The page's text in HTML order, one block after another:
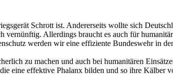
Schrott ist. Andererseits wollte sich
Allerdings braucht es auch für
werden wir eine effiziente Bundeswehr in
zu machen und auch bei humanitären
eine effektive Phalanx bilden und so ihre